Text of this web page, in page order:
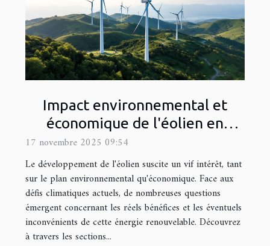
Impact environnemental et
économique de l'éolien en
développement
17 novembre 2025 09:54
Le développement de l'éolien suscite un vif intérêt, tant
sur le plan environnemental qu'économique. Face aux
défis climatiques actuels, de nombreuses questions
émergent concernant les réels bénéfices et les éventuels
inconvénients de cette énergie renouvelable. Découvrez
à travers les sections...